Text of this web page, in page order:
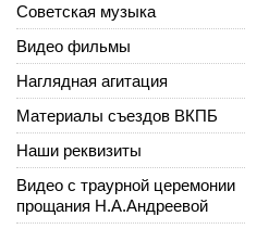
Советская музыка
Видео фильмы
Наглядная агитация
Материалы съездов ВКПБ
Наши реквизиты
Видео с траурной церемонии
прощания Н.А.Андреевой